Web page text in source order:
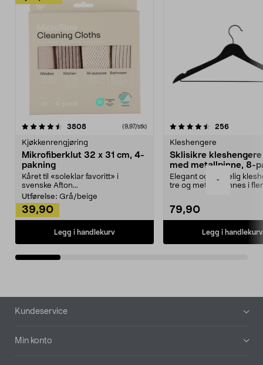
-
3808anmeldelser(9,97/stk)
Kjøkkenrengjøring
Mikrofiberklut 32 x 31 cm, 4-
pakning
Kåret til «soleklar favoritt» i
svenske Afton...
Utførelse: Grå/beige
39,90
Legg i handlekurv
4.5av 5 stjerner 256
Kleshengere
Sklisikre
med metallpinne, 8-
Elegant og skikkelig
tre og metall – finnes i
79,90
Legg i handlekurv
4.5av 5 stjerner
Bunntekst
Kundeservice
Min konto